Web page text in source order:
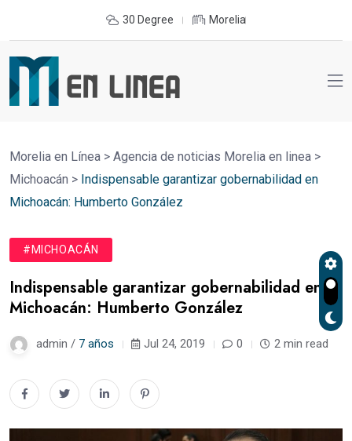
30 Degree Morelia
Morelia en Línea > Agencia de noticias Morelia en linea >
Michoacán > Indispensable garantizar gobernabilidad en
Michoacán: Humberto González
#MICHOACÁN
Indispensable garantizar gobernabilidad en
Michoacán: Humberto González
admin / 7 años Jul 24, 2019 0 2 min read